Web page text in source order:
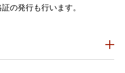
の発行も行います。